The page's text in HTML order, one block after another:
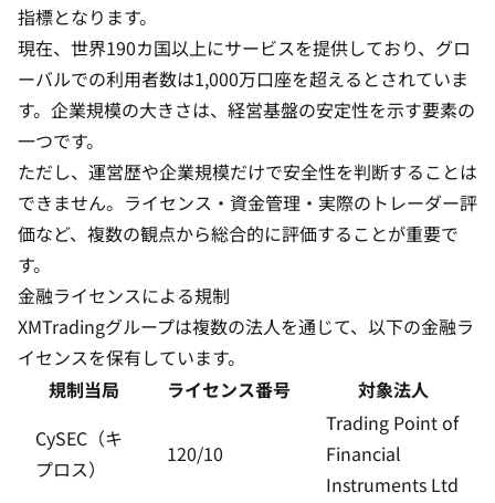
指標となります。
現在、世界190カ国以上にサービスを提供しており、グロ
ーバルでの利用者数は1,000万口座を超えるとされていま
す。企業規模の大きさは、経営基盤の安定性を示す要素の
一つです。
ただし、運営歴や企業規模だけで安全性を判断することは
できません。ライセンス・資金管理・実際のトレーダー評
価など、複数の観点から総合的に評価することが重要で
す。
金融ライセンスによる規制
XMTradingグループは複数の法人を通じて、以下の金融ラ
イセンスを保有しています。
規制当局
ライセンス番号
対象法人
CySEC（キ
プロス）
120/10
Trading Point of
Financial
Instruments Ltd